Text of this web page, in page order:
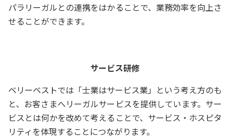
パラリーガルとの連携をはかることで、業務効率を向上さ
せることができます。
サービス研修
ベリーベストでは「士業はサービス業」という考え方のも
と、お客さまへリーガルサービスを提供しています。サー
ビスとは何かを改めて考えることで、サービス・ホスピタ
リティを体現することにつながります。